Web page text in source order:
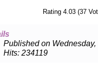
Rating 4.03 (37
Published on
Hits: 234119